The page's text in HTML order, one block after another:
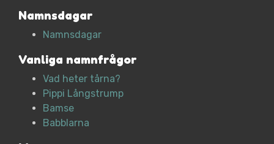
Namnsdagar
Namnsdagar
Vanliga namnfrågor
Vad heter tårna?
Pippi Långstrump
Bamse
Babblarna